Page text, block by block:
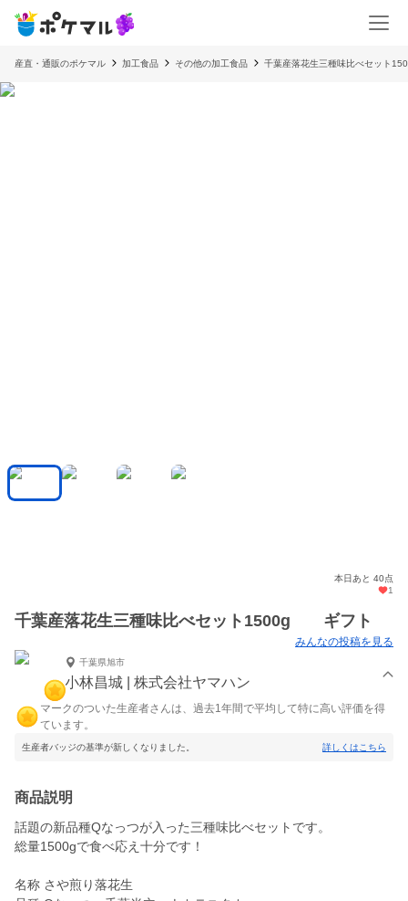
産直・通販のポケマル 加工食品 その他の加工食品 千葉産落花生三種味比べセット
本日あと 40点
1
千葉産落花生三種味比べセット1500g ギフト
みんなの投稿を見る
千葉県旭市
小林昌城 | 株式会社ヤマハン
マークのついた生産者さんは、過去1年間で平均して特に高い評価を得
ています。
生産者バッジの基準が新しくなりました。 詳しくはこちら
商品説明
話題の新品種Qなっつが入った三種味比べセットです。
総量1500gで食べ応え十分です！
名称 さや煎り落花生